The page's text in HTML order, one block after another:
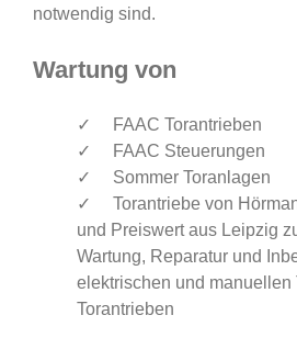
notwendig sind.
Wartung von
FAAC Torantrieben
FAAC Steuerungen
Sommer Toranlagen
Torantriebe von
und Preiswert aus Leipzig
Wartung, Reparatur und
elektrischen und manuellen
Torantrieben